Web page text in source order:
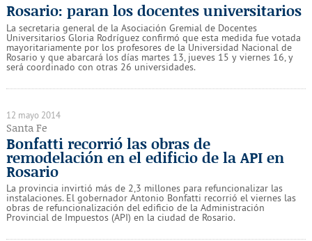
Rosario: paran los docentes universitarios
La secretaria general de la Asociación Gremial de Docentes
Universitarios Gloria Rodríguez confirmó que esta medida fue votada
mayoritariamente por los profesores de la Universidad Nacional de
Rosario y que abarcará los días martes 13, jueves 15 y viernes 16, y
será coordinado con otras 26 universidades.
12 mayo 2014
Santa Fe
Bonfatti recorrió las obras de
remodelación en el edificio de la API en
Rosario
La provincia invirtió más de 2,3 millones para refuncionalizar las
instalaciones. El gobernador Antonio Bonfatti recorrió el viernes las
obras de refuncionalización del edificio de la Administración
Provincial de Impuestos (API) en la ciudad de Rosario.